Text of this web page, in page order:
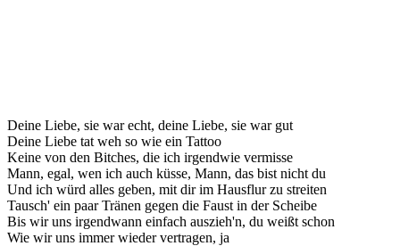
Deine Liebe, sie war echt, deine Liebe, sie war gut
Deine Liebe tat weh so wie ein Tattoo
Keine von den Bitches, die ich irgendwie vermisse
Mann, egal, wen ich auch küsse, Mann, das bist nicht du
Und ich würd alles geben, mit dir im Hausflur zu streiten
Tausch' ein paar Tränen gegen die Faust in der Scheibe
Bis wir uns irgendwann einfach auszieh'n, du weißt schon
Wie wir uns immer wieder vertragen, ja